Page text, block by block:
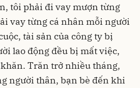
tôi phải đi vay mượn từng
vay từng cá nhân mỗi người
tài sản của công ty bị
lao động đều bị mất việc,
Trăn trở nhiều tháng,
người thân, bạn bè đến khi